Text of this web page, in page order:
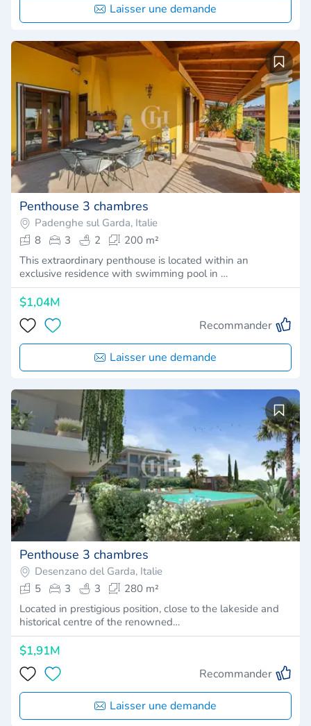
Laisser une demande
Penthouse 3 chambres
Padenghe sul Garda, Italie
8
3 2
200 m²
This extraordinary penthouse is located within an
exclusive residence with swimming pool in …
$1,04M
Recommander
Laisser une demande
Penthouse 3 chambres
Desenzano del Garda, Italie
5
3 3
280 m²
Located in prestigious position, close to the lakeside and
historical centre of the renowned…
$1,91M
Recommander
Laisser une demande